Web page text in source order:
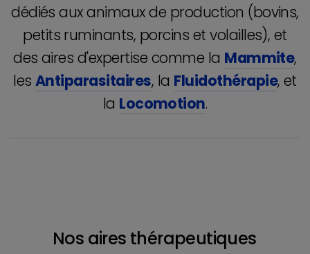
dédiés aux animaux de production (bovins,
petits ruminants, porcins et volailles), et
des aires d'expertise comme la Mammite,
les Antiparasitaires, la Fluidothérapie, et
la Locomotion.
Nos aires thérapeutiques